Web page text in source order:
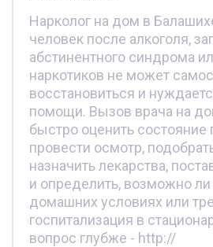
Нарколог на дом в
человек после алкоголя,
абстинентного синдрома
наркотиков не может
восстановиться и
помощи. Вызов врача на
быстро оценить состояние
провести осмотр,
назначить лекарства,
и определить, возможно
домашних условиях или
госпитализация в
вопрос глубже - http://